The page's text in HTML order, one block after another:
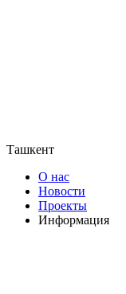
Ташкент
О нас
Новости
Проекты
Информация